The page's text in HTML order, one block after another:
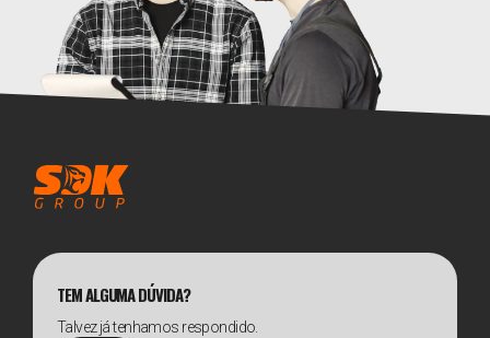
TEM ALGUMA DÚVIDA?
Talvez já tenhamos respondido.